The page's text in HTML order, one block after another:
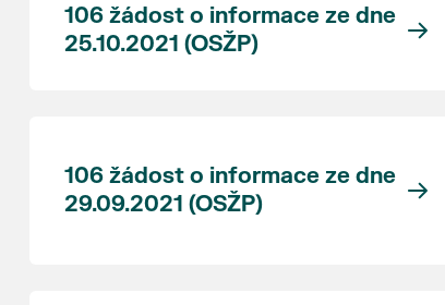
106 žádost o informace ze dne
25.10.2021 (OSŽP)
106 žádost o informace ze dne
29.09.2021 (OSŽP)